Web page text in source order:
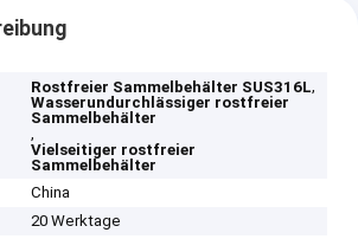
Rostfreier Sammelbehälter SUS316L,
Wasserundurchlässiger rostfreier
Sammelbehälter
,
Vielseitiger rostfreier
Sammelbehälter
China
20 Werktage